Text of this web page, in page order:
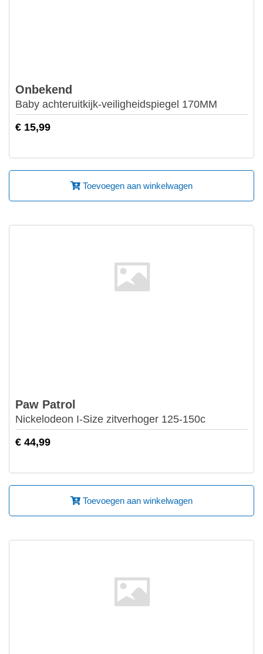
Onbekend
Baby achteruitkijk-veiligheidspiegel 170MM
€ 15,99
Toevoegen aan winkelwagen
Paw Patrol
Nickelodeon I-Size zitverhoger 125-150c
€ 44,99
Toevoegen aan winkelwagen